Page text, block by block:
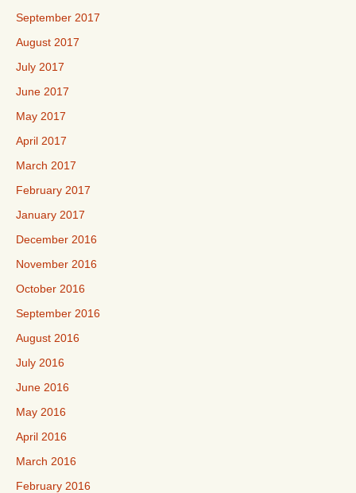
September 2017
August 2017
July 2017
June 2017
May 2017
April 2017
March 2017
February 2017
January 2017
December 2016
November 2016
October 2016
September 2016
August 2016
July 2016
June 2016
May 2016
April 2016
March 2016
February 2016